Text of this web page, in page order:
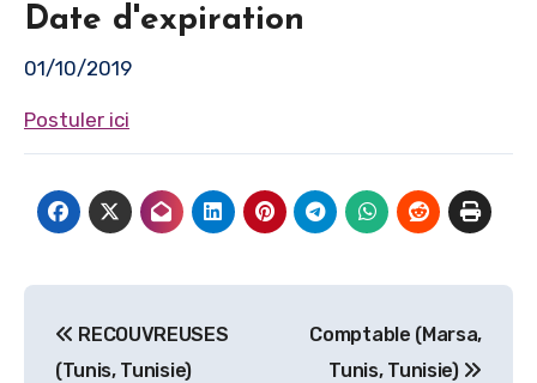
Date d'expiration
01/10/2019
Postuler ici
de
RECOUVREUSES
(Tunis, Tunisie)
Comptable (Marsa,
Tunis, Tunisie)